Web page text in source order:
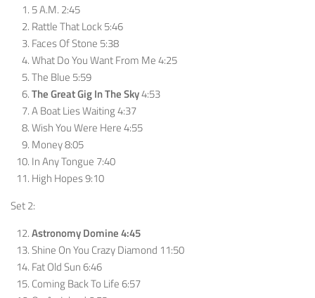
5 A.M. 2:45
Rattle That Lock 5:46
Faces Of Stone 5:38
What Do You Want From Me 4:25
The Blue 5:59
The Great Gig In The Sky4:53
A Boat Lies Waiting 4:37
Wish You Were Here 4:55
Money 8:05
In Any Tongue 7:40
High Hopes 9:10
Set 2:
Astronomy Domine 4:45
Shine On You Crazy Diamond 11:50
Fat Old Sun 6:46
Coming Back To Life 6:57